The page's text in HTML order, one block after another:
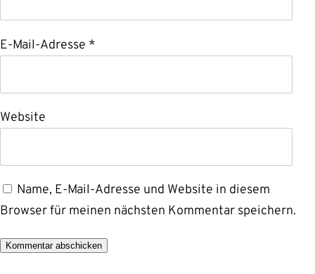
E-Mail-Adresse *
Website
Name, E-Mail-Adresse und Website in diesem
Browser für meinen nächsten Kommentar speichern.